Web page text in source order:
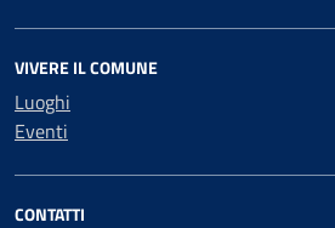
VIVERE IL COMUNE
Luoghi
Eventi
CONTATTI